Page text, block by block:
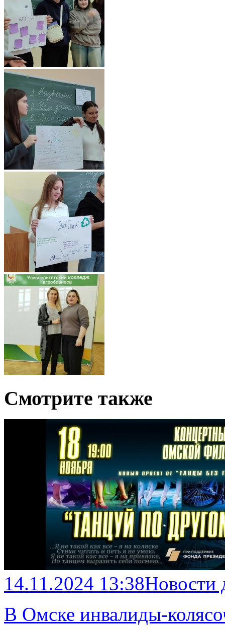
Смотрите также
14.11.2024 13:38
В Омске инвалиды-